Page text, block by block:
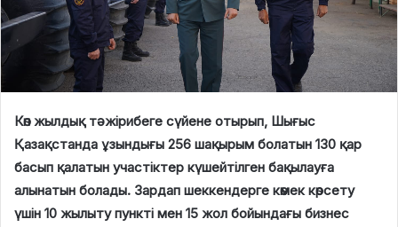
Көп жылдық тәжірибеге сүйене отырып, Шығыс
Қазақстанда ұзындығы 256 шақырым болатын 130 қар
басып қалатын участіктер күшейтілген бақылауға
алынатын болады. Зардап шеккендерге көмек көрсету
үшін 10 жылыту пункті мен 15 жол бойындағы бизнес